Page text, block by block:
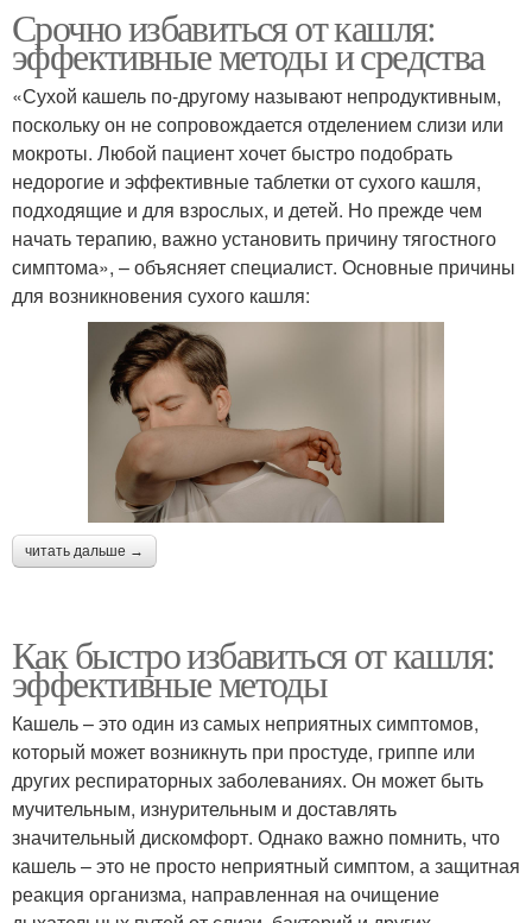
Срочно избавиться от кашля:
эффективные методы и средства
«Сухой кашель по-другому называют непродуктивным,
поскольку он не сопровождается отделением слизи или
мокроты. Любой пациент хочет быстро подобрать
недорогие и эффективные таблетки от сухого кашля,
подходящие и для взрослых, и детей. Но прежде чем
начать терапию, важно установить причину тягостного
симптома», – объясняет специалист. Основные причины
для возникновения сухого кашля:
читать дальше →
Как быстро избавиться от кашля:
эффективные методы
Кашель – это один из самых неприятных симптомов,
который может возникнуть при простуде, гриппе или
других респираторных заболеваниях. Он может быть
мучительным, изнурительным и доставлять
значительный дискомфорт. Однако важно помнить, что
кашель – это не просто неприятный симптом, а защитная
реакция организма, направленная на очищение